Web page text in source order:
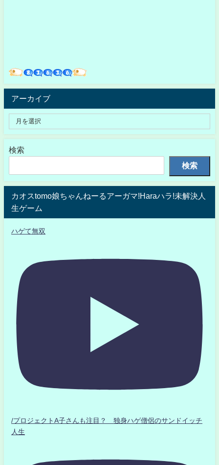
アーカイブ
検索
検索
カオスtomo娘ちゃんねーるアーガマ!Haraハラ!未解決人
生ゲーム
ハゲて無双
/プロジェクトA子さんも注目？ 独身ハゲ僧侶のサンドイッチ
人生